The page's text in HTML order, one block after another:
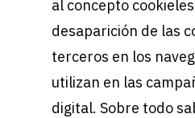
al concepto
desaparición de las
terceros en los
utilizan en las
digital. Sobre todo